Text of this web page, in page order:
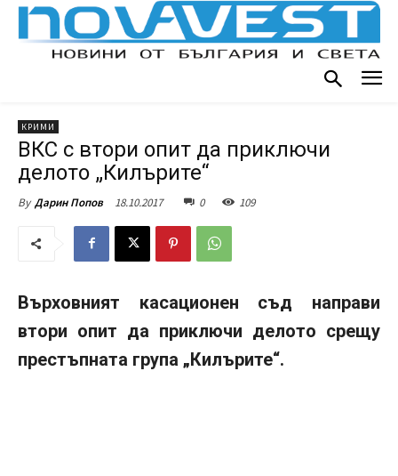
КРИМИ
ВКС с втори опит да приключи
делото „Килърите“
By Дарин Попов 18.10.2017 0 109
Върховният касационен съд направи
втори опит да приключи делото срещу
престъпната група „Килърите“.